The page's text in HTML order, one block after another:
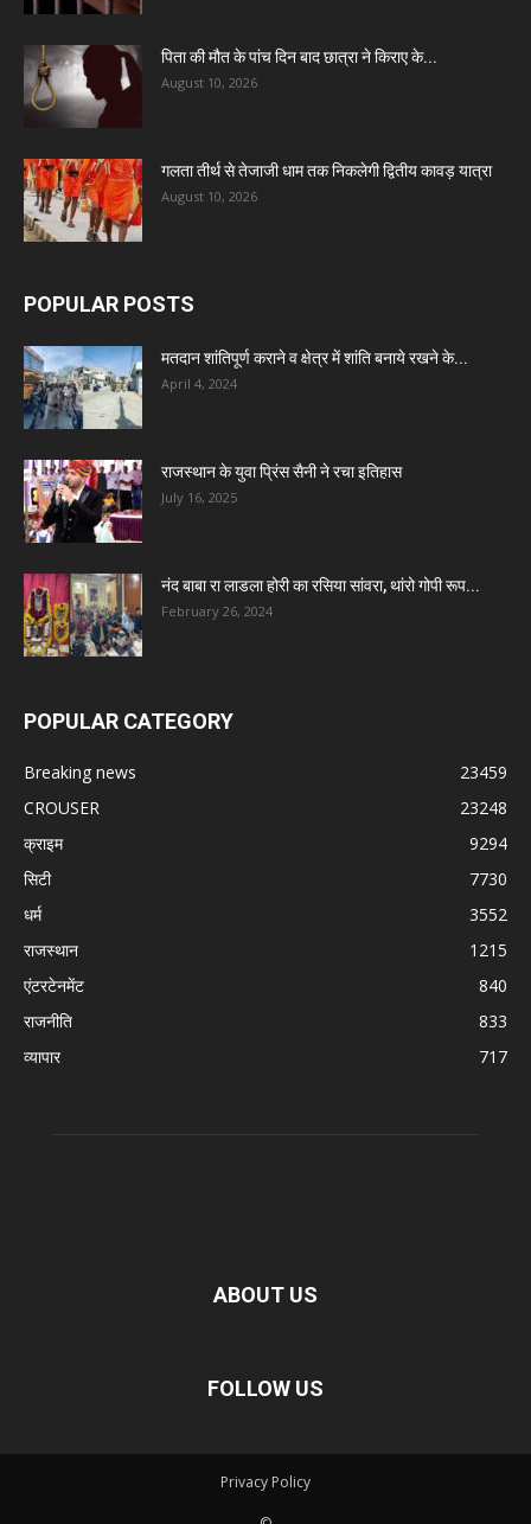
पिता की मौत के पांच दिन बाद छात्रा ने किराए के...
August 10, 2026
गलता तीर्थ से तेजाजी धाम तक निकलेगी द्वितीय कावड़ यात्रा
August 10, 2026
POPULAR POSTS
मतदान शांतिपूर्ण कराने व क्षेत्र में शांति बनाये रखने के...
April 4, 2024
राजस्थान के युवा प्रिंस सैनी ने रचा इतिहास
July 16, 2025
नंद बाबा रा लाडला होरी का रसिया सांवरा, थांरो गोपी रूप...
February 26, 2024
POPULAR CATEGORY
Breaking news
23459
CROUSER
23248
क्राइम
9294
सिटी
7730
धर्म
3552
राजस्थान
1215
एंटरटेनमेंट
840
राजनीति
833
व्यापार
717
ABOUT US
FOLLOW US
Privacy Policy